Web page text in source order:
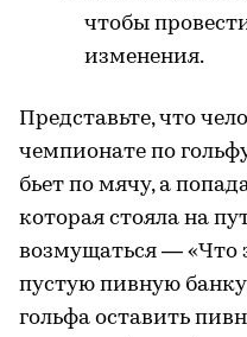
чтобы
изменения.
Представьте, что
чемпионате по
бьет по мячу, а
которая стояла на
возмущаться — «Что
пустую пивную
гольфа оставить